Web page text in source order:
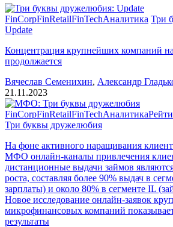
FinCorpFinRetailFinTechАналитика Три
Update
Концентрация крупнейших компаний
продолжается
Вячеслав Семенихин, Александр
21.11.2023
FinCorpFinRetailFinTechАналитика
Три буквы дружелюбия
На фоне активного наращивания
МФО онлайн-каналы привлечения
дистанционные выдачи займов
роста, составляя более 90% выдач в
зарплаты) и около 80% в сегменте IL
Новое исследование онлайн-заявок
микрофинансовых компаний
результаты